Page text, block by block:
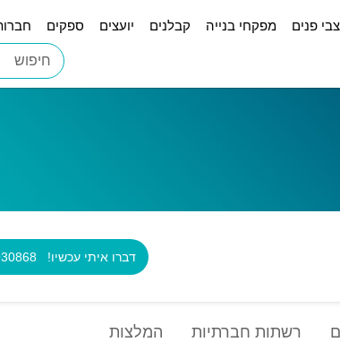
פנים מפקחי בנייה קבלנים יועצים ספקים
דברו איתי עכשיו! 0723930868
רשתות חברתיות המלצות